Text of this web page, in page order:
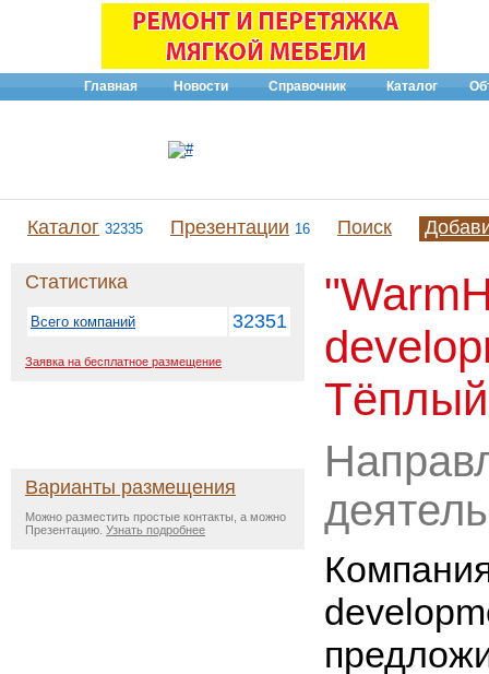
Главная Новости Справочник Каталог
Каталог 32335 Презентации 16 Поиск
Статистика
Всего компаний 32351
Заявка на бесплатное размещение
Варианты размещения
Можно разместить простые контакты, а можно
Презентацию. Узнать подробнее